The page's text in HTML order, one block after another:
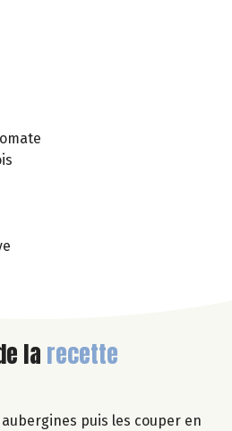
larecette
puis les couper en